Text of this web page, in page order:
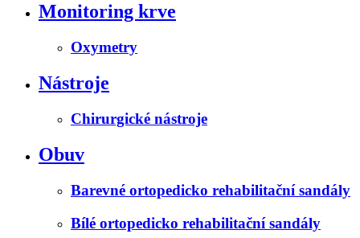
Monitoring krve
Oxymetry
Nástroje
Chirurgické nástroje
Obuv
Barevné ortopedicko rehabilitační sandály
Bílé ortopedicko rehabilitační sandály